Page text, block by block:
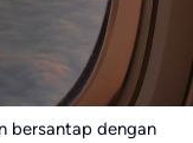
bersantap dengan